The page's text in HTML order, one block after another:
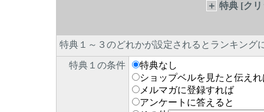
＋ 特典 [ク
特典１～３のどれかが設定されるとランキング
特典１の条件
特典なし
ショップベルを見たと伝えれ
メルマガに登録すれば
アンケートに答えると